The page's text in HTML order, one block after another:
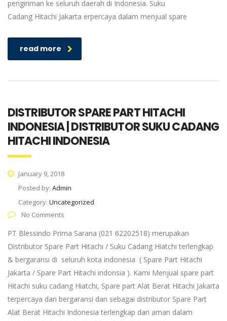
pengiriman ke seluruh daerah di Indonesia. Suku
Cadang Hitachi Jakarta erpercaya dalam menjual spare
read more
DISTRIBUTOR SPARE PART HITACHI
INDONESIA | DISTRIBUTOR SUKU CADANG
HITACHI INDONESIA
January 9, 2018
Posted by: Admin
Category: Uncategorized
No Comments
PT Blessindo Prima Sarana (021 62202518) merupakan
Distributor Spare Part Hitachi / Suku Cadang Hiatchi terlengkap
& bergaransi di seluruh kota indonesia ( Spare Part Hitachi
Jakarta / Spare Part Hitachi indonsia ). Kami Menjual spare part
Hitachi suku cadang Hiatchi, Spare part Alat Berat Hitachi Jakarta
terpercaya dan bergaransi dan sebagai distributor Spare Part
Alat Berat Hitachi Indonesia terlengkap dan aman dalam